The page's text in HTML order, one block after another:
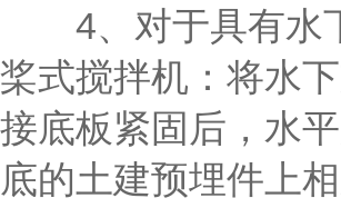
4、对于具有水
桨式搅拌机：将水
接底板紧固后，水
底的土建预埋件上相